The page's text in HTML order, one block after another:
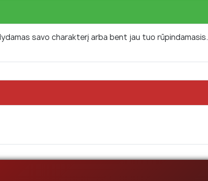
savo charakterį arba bent jau tuo rūpindamasis.